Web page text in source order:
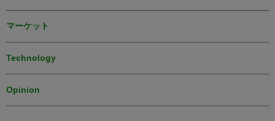
マーケット
Technology
Opinion